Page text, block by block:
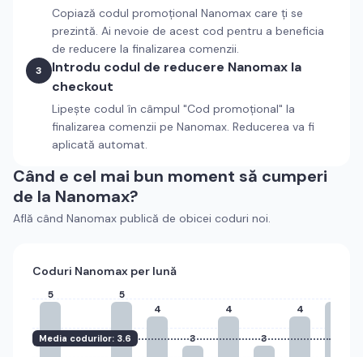
Copiază codul promoțional Nanomax care ți se
prezintă. Ai nevoie de acest cod pentru a beneficia
de reducere la finalizarea comenzii.
3 Introdu codul de reducere Nanomax la
checkout
Lipește codul în câmpul "Cod promoțional" la
finalizarea comenzii pe Nanomax. Reducerea va fi
aplicată automat.
Când e cel mai bun moment să cumperi
de la Nanomax?
Află când Nanomax publică de obicei coduri noi.
Coduri Nanomax per lună
Media codurilor: 3.6
5 5
4
3
4
3
4